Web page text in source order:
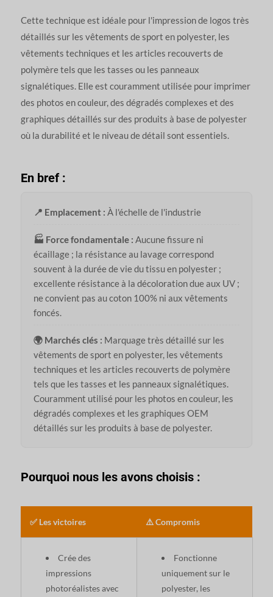
Cette technique est idéale pour l'impression de logos très
détaillés sur les vêtements de sport en polyester, les
vêtements techniques et les articles recouverts de
polymère tels que les tasses ou les panneaux
signalétiques. Elle est couramment utilisée pour imprimer
des photos en couleur, des dégradés complexes et des
graphiques détaillés sur des produits à base de polyester
où la durabilité et le niveau de détail sont essentiels.
En bref :
📍 Emplacement : À l'échelle de l'industrie
🏭 Force fondamentale : Aucune fissure ni
écaillage ; la résistance au lavage correspond
souvent à la durée de vie du tissu en polyester ;
excellente résistance à la décoloration due aux UV ;
ne convient pas au coton 100% ni aux vêtements
foncés.
🌍 Marchés clés : Marquage très détaillé sur les
vêtements de sport en polyester, les vêtements
techniques et les articles recouverts de polymère
tels que les tasses et les panneaux signalétiques.
Couramment utilisé pour les photos en couleur, les
dégradés complexes et les graphiques OEM
détaillés sur les produits à base de polyester.
Pourquoi nous les avons choisis :
✅ Les victoires ⚠️ Compromis
Crée des
impressions
photoréalistes avec
Fonctionne
uniquement sur le
polyester, les